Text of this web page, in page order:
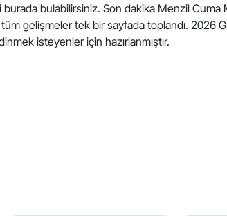
bulabilirsiniz. Son dakika Menzil Cuma
gelişmeler tek bir sayfada toplandı. 2026
isteyenler için hazırlanmıştır.